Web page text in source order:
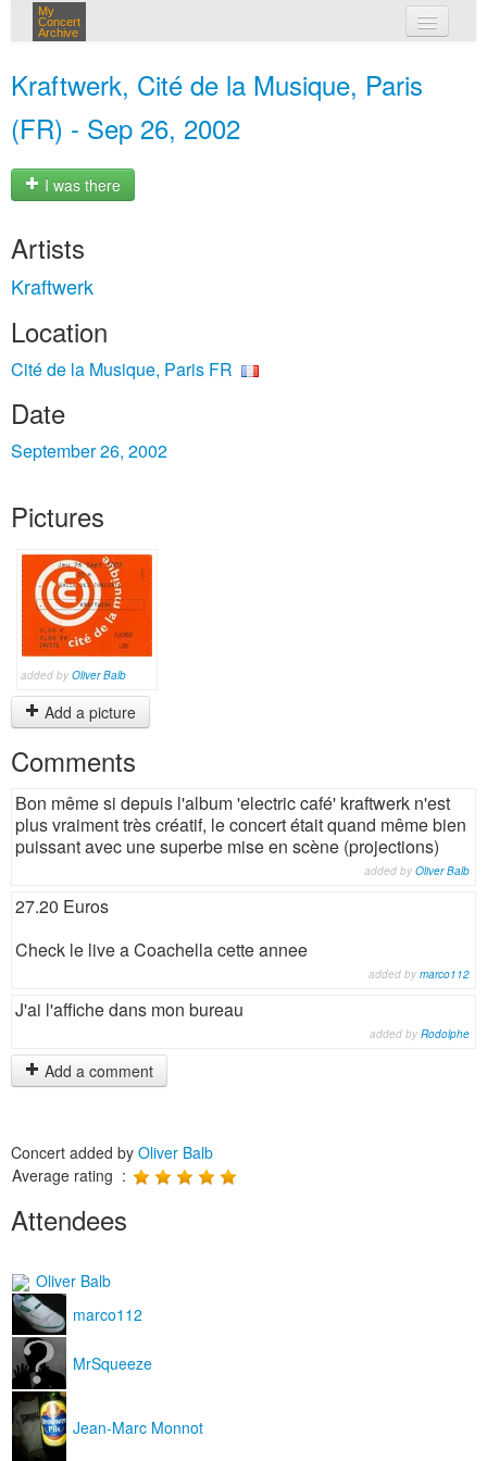
My
Concert
Archive
Kraftwerk, Cité de la Musique, Paris
(FR) - Sep 26, 2002
I was there
Artists
Kraftwerk
Location
Cité de la Musique, Paris FR
Date
September 26, 2002
Pictures
added by Oliver Balb
Add a picture
Comments
Bon même si depuis l'album 'electric café' kraftwerk n'est
plus vraiment très créatif, le concert était quand même bien
puissant avec une superbe mise en scène (projections)
added by Oliver Balb
27.20 Euros
Check le live a Coachella cette annee
added by marco112
J'ai l'affiche dans mon bureau
added by Rodolphe
Add a comment
Concert added by Oliver Balb
Average rating :
Attendees
Oliver Balb
marco112
MrSqueeze
Jean-Marc Monnot